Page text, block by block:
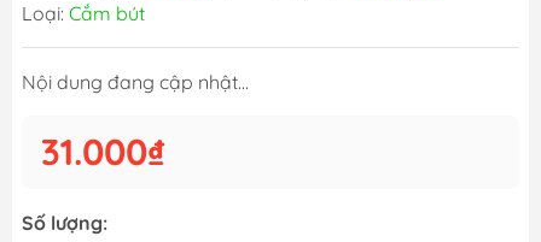
Loại: Cắm bút
Nội dung đang cập nhật...
31.000₫
Số lượng: